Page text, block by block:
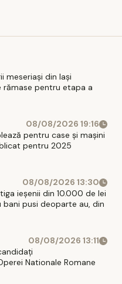
meseriași din Iași
pentru etapa a
08/08/2026 19:16
pentru case și mașini
pentru 2025
08/08/2026 13:30
ieșenii din 10.000 de lei
bani pusi deoparte au, din
08/08/2026 13:11
Nationale Romane